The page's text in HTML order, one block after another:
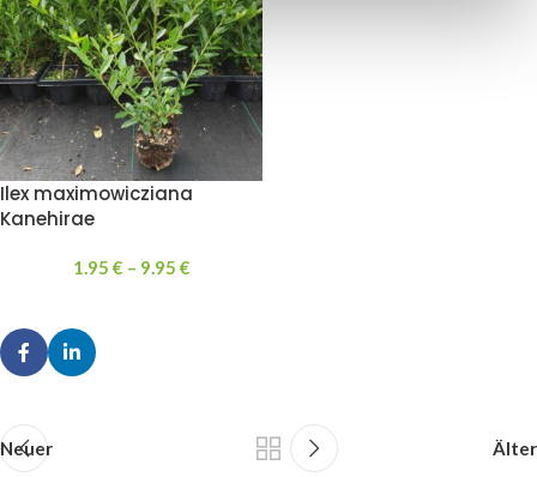
Ilex maximowicziana
Kanehirae
1.95 € – 9.95 €
Neuer Älter